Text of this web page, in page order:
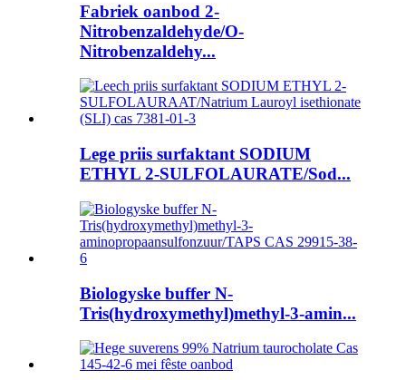
Fabriek oanbod 2-
Nitrobenzaldehyde/O-
Nitrobenzaldehy...
Lege priis surfaktant SODIUM
ETHYL 2-SULFOLAURATE/Sod...
Biologyske buffer N-
Tris(hydroxymethyl)methyl-3-amin...